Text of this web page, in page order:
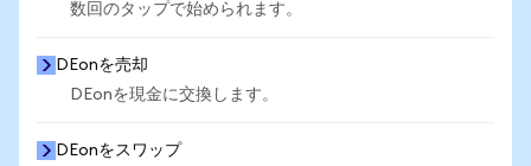
数回のタップで始められます。
DEonを売却
DEonを現金に交換します。
DEonをスワップ